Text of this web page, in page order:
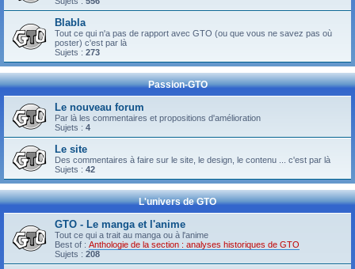
Blabla
Tout ce qui n'a pas de rapport avec GTO (ou que vous ne savez pas où
poster) c'est par là
Sujets : 273
Passion-GTO
Le nouveau forum
Par là les commentaires et propositions d'amélioration
Sujets : 4
Le site
Des commentaires à faire sur le site, le design, le contenu ... c'est par là
Sujets : 42
L'univers de GTO
GTO - Le manga et l'anime
Tout ce qui a trait au manga ou à l'anime
Best of : Anthologie de la section : analyses historiques de GTO
Sujets : 208